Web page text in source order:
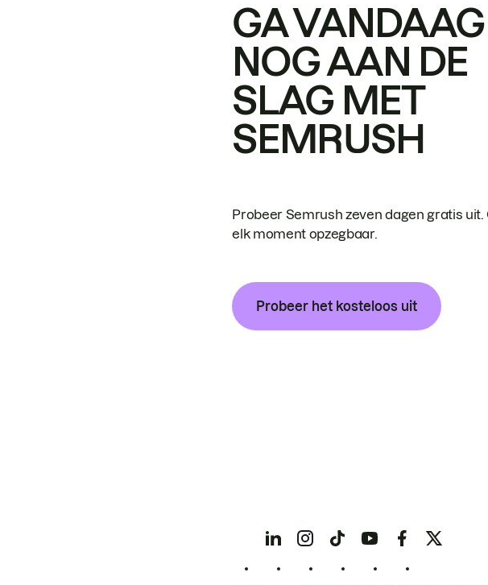
GA VANDAAG
NOG AAN DE
SLAG MET
SEMRUSH
Probeer Semrush zeven dagen gratis uit.
elk moment opzegbaar.
Probeer het kosteloos uit